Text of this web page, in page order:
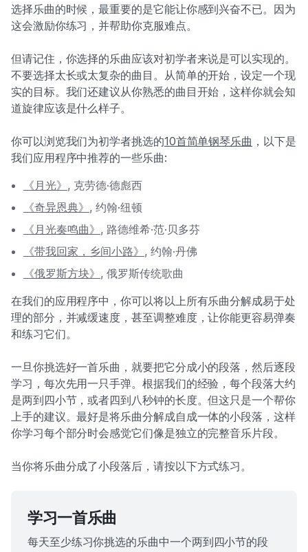
选择乐曲的时候，最重要的是它能让你感到兴奋不已。因为
这会激励你练习，并帮助你克服难点。
但请记住，你选择的乐曲应该对初学者来说是可以实现的。
不要选择太长或太复杂的曲目。从简单的开始，设定一个现
实的目标。我们还建议从你熟悉的曲目开始，这样你就会知
道旋律应该是什么样子。
你可以浏览我们为初学者挑选的10首简单钢琴乐曲 ，以下是
我们应用程序中推荐的一些乐曲:
《月光》 , 克劳德·德彪西
《奇异恩典》 , 约翰·纽顿
《月光奏鸣曲》 , 路德维希·范·贝多芬
《带我回家，乡间小路》 , 约翰·丹佛
《俄罗斯方块》 , 俄罗斯传统歌曲
在我们的应用程序中，你可以将以上所有乐曲分解成易于处
理的部分，并减缓速度，甚至调整难度，让你能更容易弹奏
和练习它们。
一旦你挑选好一首乐曲，就要把它分成小的段落，然后逐段
学习，每次先用一只手弹。根据我们的经验，每个段落大约
是两到四小节，或者四到八秒钟的长度。但这只是一个帮你
上手的建议。最好是将乐曲分解成自成一体的小段落，这样
你学习每个部分时会感觉它们像是独立的完整音乐片段。
当你将乐曲分成了小段落后，请按以下方式练习。
学习一首乐曲
每天至少练习你挑选的乐曲中一个两到四小节的段